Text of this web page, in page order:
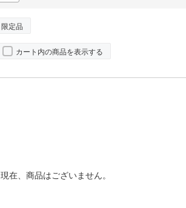
限定品
カート内の商品を表示する
現在、商品はございません。